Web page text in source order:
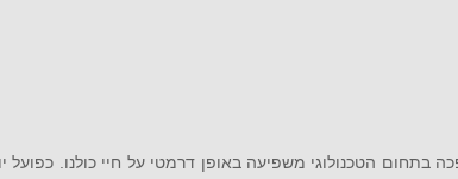
בתחום הטכנולוגי משפיעה באופן דרמטי על חיי כולנו.